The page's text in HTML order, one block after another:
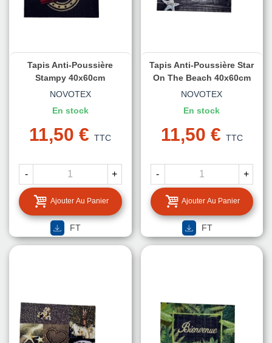
Tapis Anti-Poussière
Stampy 40x60cm
NOVOTEX
En stock
11,50 € TTC
- +
Ajouter Au Panier
FT
Tapis Anti-Poussière Star
On The Beach 40x60cm
NOVOTEX
En stock
11,50 € TTC
- +
Ajouter Au Panier
FT